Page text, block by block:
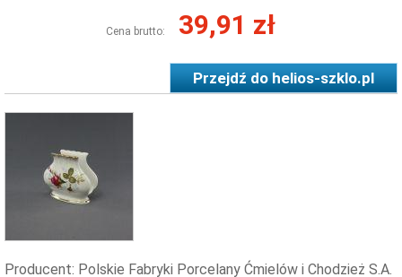
Cena brutto: 39,91 zł
Przejdź dohelios-szklo.pl
Producent: Polskie Fabryki Porcelany Ćmielów i Chodzież S.A.